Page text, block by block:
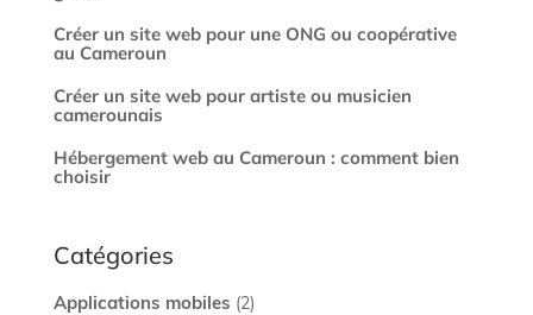
Créer un site web pour une ONG ou coopérative
au Cameroun
Créer un site web pour artiste ou musicien
camerounais
Hébergement web au Cameroun : comment bien
choisir
Catégories
Applications mobiles (2)